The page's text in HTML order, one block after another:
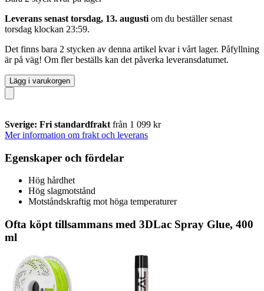
Leverans senast torsdag, 13. augusti om du beställer senast
torsdag klockan 23:59.
Det finns bara 2 stycken av denna artikel kvar i vårt lager. Påfyllning
är på väg! Om fler beställs kan det påverka leveransdatumet.
Lägg i varukorgen
Sverige: Fri standardfrakt från 1 099 kr
Mer information om frakt och leverans
Egenskaper och fördelar
Hög hårdhet
Hög slagmotstånd
Motståndskraftig mot höga temperaturer
Ofta köpt tillsammans med 3DLac Spray Glue, 400
ml